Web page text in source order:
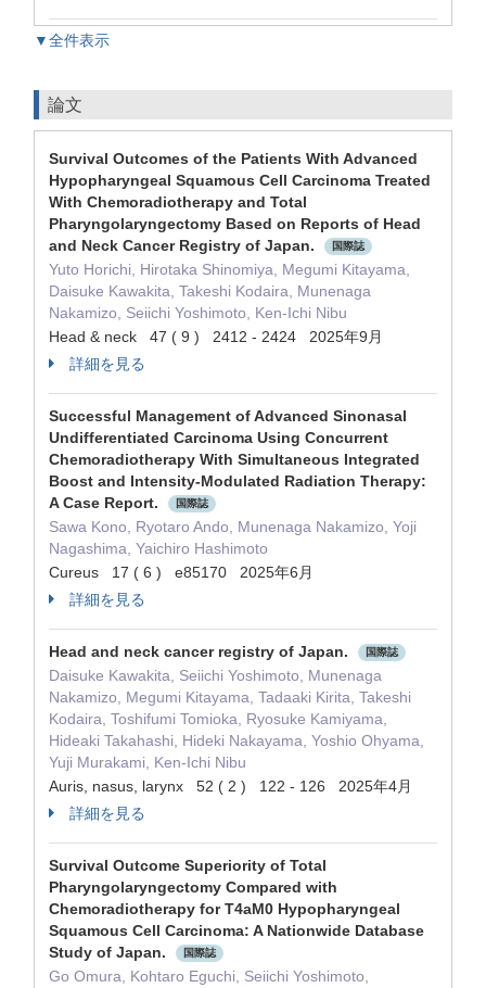
▼全件表示
論文
Survival Outcomes of the Patients With Advanced
Hypopharyngeal Squamous Cell Carcinoma Treated
With Chemoradiotherapy and Total
Pharyngolaryngectomy Based on Reports of Head
and Neck Cancer Registry of Japan.
国際誌
Yuto Horichi, Hirotaka Shinomiya, Megumi Kitayama,
Daisuke Kawakita, Takeshi Kodaira, Munenaga
Nakamizo, Seiichi Yoshimoto, Ken-Ichi Nibu
Head & neck 47 ( 9 ) 2412 - 2424 2025年9月
詳細を見る
Successful Management of Advanced Sinonasal
Undifferentiated Carcinoma Using Concurrent
Chemoradiotherapy With Simultaneous Integrated
Boost and Intensity-Modulated Radiation Therapy:
A Case Report.
国際誌
Sawa Kono, Ryotaro Ando, Munenaga Nakamizo, Yoji
Nagashima, Yaichiro Hashimoto
Cureus 17 ( 6 ) e85170 2025年6月
詳細を見る
Head and neck cancer registry of Japan. 国際誌
Daisuke Kawakita, Seiichi Yoshimoto, Munenaga
Nakamizo, Megumi Kitayama, Tadaaki Kirita, Takeshi
Kodaira, Toshifumi Tomioka, Ryosuke Kamiyama,
Hideaki Takahashi, Hideki Nakayama, Yoshio Ohyama,
Yuji Murakami, Ken-Ichi Nibu
Auris, nasus, larynx 52 ( 2 ) 122 - 126 2025年4月
詳細を見る
Survival Outcome Superiority of Total
Pharyngolaryngectomy Compared with
Chemoradiotherapy for T4aM0 Hypopharyngeal
Squamous Cell Carcinoma: A Nationwide Database
Study of Japan.
国際誌
Go Omura, Kohtaro Eguchi, Seiichi Yoshimoto,